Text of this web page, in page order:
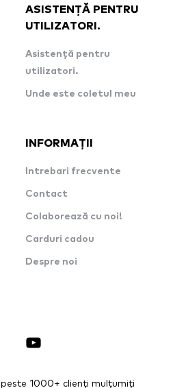
ASISTENȚĂ PENTRU
UTILIZATORI.
Asistență pentru
utilizatori.
Unde este coletul meu
INFORMAȚII
Intrebari frecvente
Contact
Colaborează cu noi!
Carduri cadou
Despre noi
peste 1000+ clienți mulțumiți